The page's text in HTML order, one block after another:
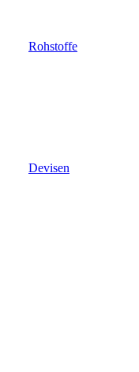
Rohstoffe
Devisen